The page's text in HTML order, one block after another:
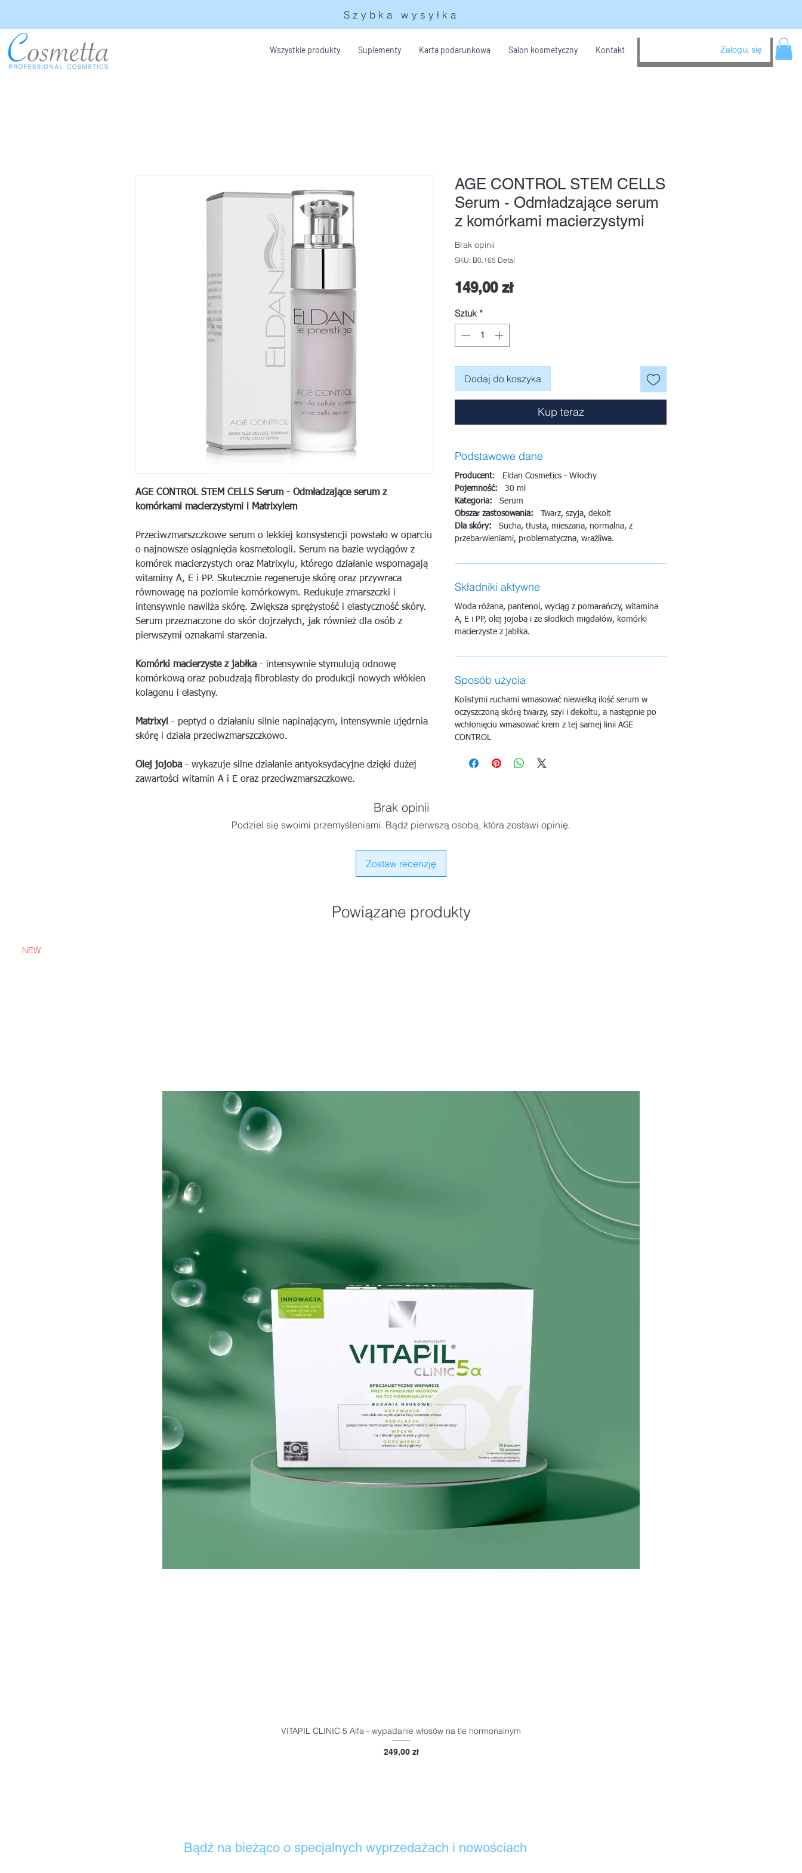
Szybka wysyłka
Wszystkie produkty Suplementy Karta podarunkowa Salon kosmetyczny Kontakt Zaloguj się
AGE CONTROL STEM CELLS Serum - Odmładzające serum z
komórkami macierzystymi i Matrixylem
Przeciwzmarszczkowe serum o lekkiej konsystencji powstało w oparciu
o najnowsze osiągnięcia kosmetologii. Serum na bazie wyciągów z
komórek macierzystych oraz Matrixylu, którego działanie wspomagają
witaminy A, E i PP. Skutecznie regeneruje skórę oraz przywraca
równowagę na poziomie komórkowym. Redukuje zmarszczki i
intensywnie nawilża skórę. Zwiększa sprężystość i elastyczność skóry.
Serum przeznaczone do skór dojrzałych, jak również dla osób z
pierwszymi oznakami starzenia.
Komórki macierzyste z jabłka - intensywnie stymulują odnowę
komórkową oraz pobudzają fibroblasty do produkcji nowych włókien
kolagenu i elastyny.
Matrixyl - peptyd o działaniu silnie napinającym, intensywnie ujędrnia
skórę i działa przeciwzmarszczkowo.
Olej jojoba - wykazuje silne działanie antyoksydacyjne dzięki dużej
zawartości witamin A i E oraz przeciwzmarszczkowe.
AGE CONTROL STEM CELLS
Serum - Odmładzające serum
z komórkami macierzystymi
Brak opinii
SKU: B0.165 Detal
149,00 złCena
Sztuk *
Dodaj do koszyka
Kup teraz
Podstawowe dane
Producent: Eldan Cosmetics - Włochy
Pojemność: 30 ml
Kategoria: Serum
Obszar zastosowania: Twarz, szyja, dekolt
Dla skóry: Sucha, tłusta, mieszana, normalna, z
przebarwieniami, problematyczna, wrażliwa.
Składniki aktywne
Woda różana, pantenol, wyciąg z pomarańczy, witamina
A, E i PP, olej jojoba i ze słodkich migdałów, komórki
macierzyste z jabłka.
Sposób użycia
Kolistymi ruchami wmasować niewielką ilość serum w
oczyszczoną skórę twarzy, szyi i dekoltu, a następnie po
wchłonięciu wmasować krem z tej samej linii AGE
CONTROL
Brak opinii
Podziel się swoimi przemyśleniami. Bądź pierwszą osobą, która zostawi opinię.
Zostaw recenzję
Powiązane produkty
Podgląd
NEW
VITAPIL CLINIC 5 Alfa - wypadanie włosów na tle hormonalnym
Cena
249,00 zł
Bądź na bieżąco o specjalnych wyprzedażach i nowościach